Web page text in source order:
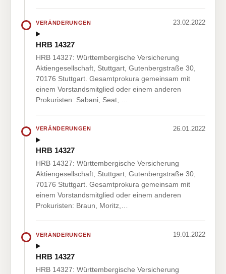
VERÄNDERUNGEN 23.02.2022
HRB 14327
HRB 14327: Württembergische Versicherung
Aktiengesellschaft, Stuttgart, Gutenbergstraße 30,
70176 Stuttgart. Gesamtprokura gemeinsam mit
einem Vorstandsmitglied oder einem anderen
Prokuristen: Sabani, Seat, …
VERÄNDERUNGEN 26.01.2022
HRB 14327
HRB 14327: Württembergische Versicherung
Aktiengesellschaft, Stuttgart, Gutenbergstraße 30,
70176 Stuttgart. Gesamtprokura gemeinsam mit
einem Vorstandsmitglied oder einem anderen
Prokuristen: Braun, Moritz,…
VERÄNDERUNGEN 19.01.2022
HRB 14327
HRB 14327: Württembergische Versicherung